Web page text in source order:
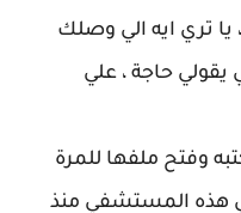
يا تري ايه الي وصلك
حاجة ، علي
وفتح ملفها للمرة
هذه المستشفي منذ